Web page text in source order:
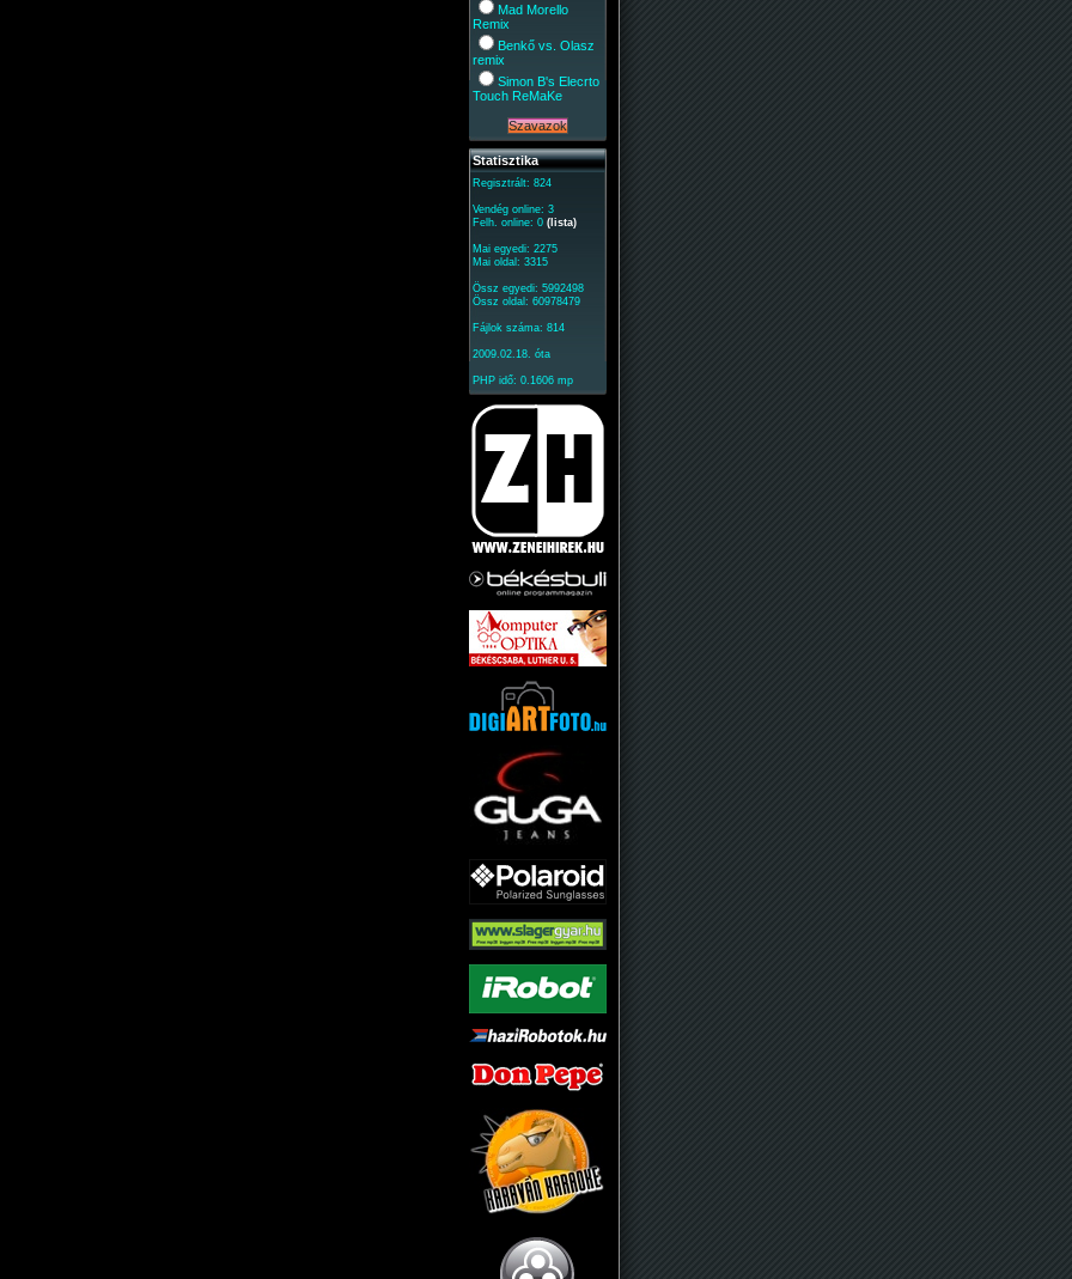
Mad Morello
Remix
Benkő vs. Olasz
remix
Simon B's Elecrto
Touch ReMaKe
Statisztika
Regisztrált: 824
Vendég online: 3
Felh. online: 0 (lista)
Mai egyedi: 2275
Mai oldal: 3315
Össz egyedi: 5992498
Össz oldal: 60978479
Fájlok száma: 814
2009.02.18. óta
PHP idő: 0.1606 mp